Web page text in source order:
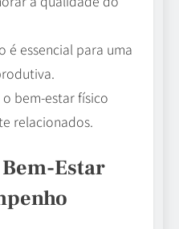
é essencial para uma
bem-estar físico
relacionados.
Estar